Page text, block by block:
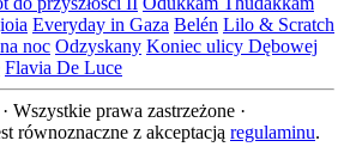
Everyday in Gaza Belén Lilo & Scratch
noc Odzyskany Koniec ulicy Dębowej
Flavia De Luce
prawa zastrzeżone ·
równoznaczne z akceptacją regulaminu.